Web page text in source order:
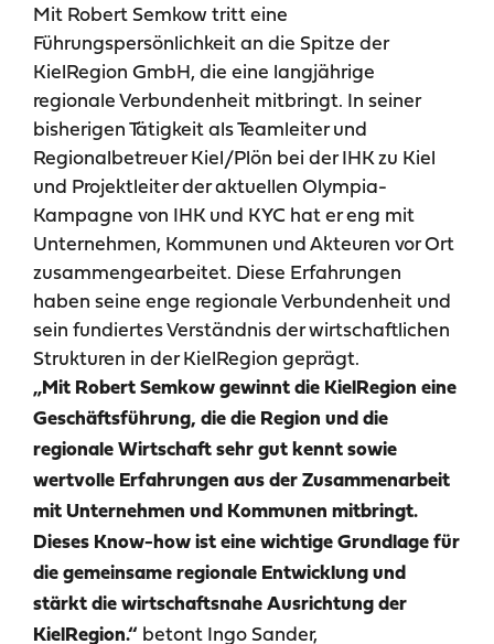
Mit Robert Semkow tritt eine
Führungspersönlichkeit an die Spitze der
KielRegion GmbH, die eine langjährige
regionale Verbundenheit mitbringt. In seiner
bisherigen Tätigkeit als Teamleiter und
Regionalbetreuer Kiel/Plön bei der IHK zu Kiel
und Projektleiter der aktuellen Olympia-
Kampagne von IHK und KYC hat er eng mit
Unternehmen, Kommunen und Akteuren vor Ort
zusammengearbeitet. Diese Erfahrungen
haben seine enge regionale Verbundenheit und
sein fundiertes Verständnis der wirtschaftlichen
Strukturen in der KielRegion geprägt.
„Mit Robert Semkow gewinnt die KielRegion eine
Geschäftsführung, die die Region und die
regionale Wirtschaft sehr gut kennt sowie
wertvolle Erfahrungen aus der Zusammenarbeit
mit Unternehmen und Kommunen mitbringt.
Dieses Know-how ist eine wichtige Grundlage für
die gemeinsame regionale Entwicklung und
stärkt die wirtschaftsnahe Ausrichtung der
KielRegion.“ betont Ingo Sander,